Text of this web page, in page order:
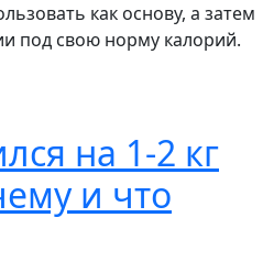
как основу, а затем
под свою норму калорий.
на 1-2 кг
и что